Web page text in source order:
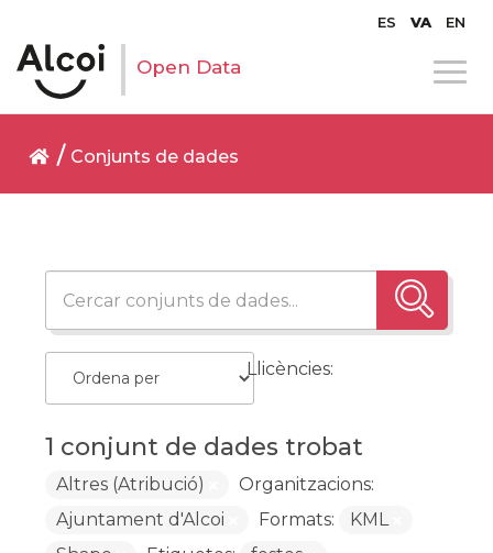
ES VA EN
Open Data
Conjunts de dades
1 conjunt de dades trobat
Llicències:
Altres (Atribució)
Organitzacions:
Ajuntament d'Alcoi
Formats:
KML